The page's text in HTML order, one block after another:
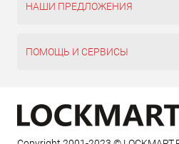
НАШИ ПРЕДЛОЖЕНИЯ
ПОМОЩЬ И СЕРВИСЫ